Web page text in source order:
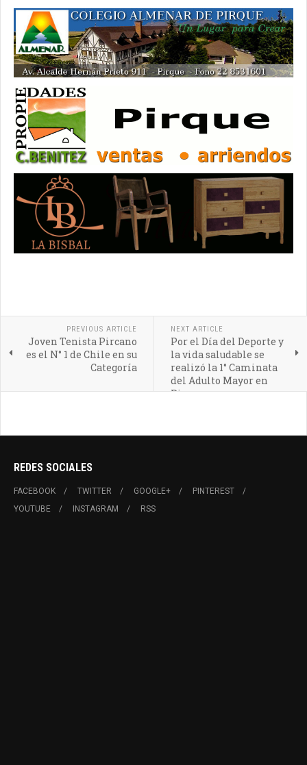
PREVIOUS ARTICLE
Joven Tenista Pircano
es el N° 1 de Chile en su
Categoría
NEXT ARTICLE
Por el Día del Deporte y
la vida saludable se
realizó la 1° Caminata
del Adulto Mayor en
Pirque
REDES SOCIALES
FACEBOOK TWITTER GOOGLE+
PINTEREST
YOUTUBE
INSTAGRAM RSS